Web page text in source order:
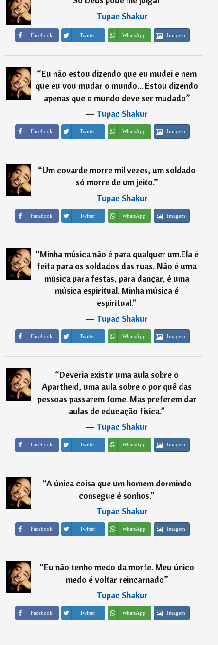
―Tupac Shakur
Facebook Twitter WhatsApp Imagem
“Eu não estou dizendo que eu mudei e nem
que eu vou mudar o mundo... Estou dizendo
apenas que o mundo deve ser mudado”
―Tupac Shakur
Facebook Twitter WhatsApp Imagem
“Um covarde morre mil vezes, um soldado
só morre de um jeito.”
―Tupac Shakur
Facebook Twitter WhatsApp Imagem
“Minha música não é para qualquer um.Ela é
feita para os soldados das ruas. Não é uma
música para festas, para dançar, é uma
música espiritual. Minha música é
espiritual.”
―Tupac Shakur
Facebook Twitter WhatsApp Imagem
“Deveria existir uma aula sobre o
Apartheid, uma aula sobre o por quê das
pessoas passarem fome. Mas preferem dar
aulas de educação física.”
―Tupac Shakur
Facebook Twitter WhatsApp Imagem
“A única coisa que um homem dormindo
consegue é sonhos.”
―Tupac Shakur
Facebook Twitter WhatsApp Imagem
“Eu não tenho medo da morte. Meu único
medo é voltar reincarnado”
―Tupac Shakur
Facebook Twitter WhatsApp Imagem